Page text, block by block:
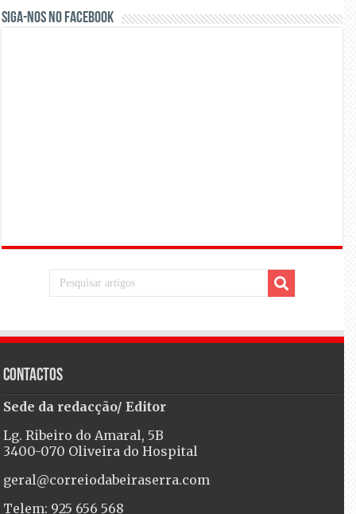
Siga-nos no Facebook
Contactos
Sede da redacção/ Editor
Lg. Ribeiro do Amaral, 5B
3400-070 Oliveira do Hospital
geral@correiodabeiraserra.com
Telem: 925 656 568